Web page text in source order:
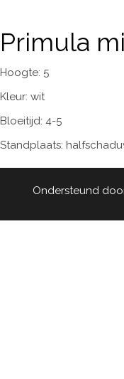
Primula
Hoogte: 5
Kleur: wit
Bloeitijd: 4-5
Standplaats:
Ondersteund